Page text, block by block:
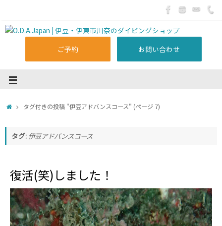
ご予約 お問い合わせ
タグ付きの投稿 "伊豆アドバンスコース" (ページ 7)
タグ: 伊豆アドバンスコース
復活(笑)しました！